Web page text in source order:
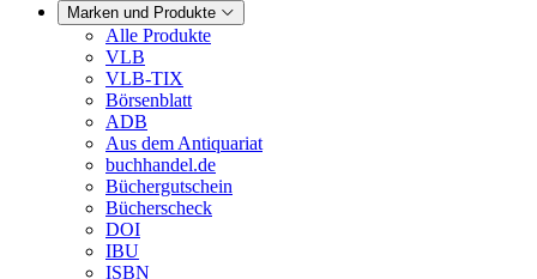
Marken und Produkte
Alle Produkte
VLB
VLB-TIX
Börsenblatt
ADB
Aus dem Antiquariat
buchhandel.de
Büchergutschein
Bücherscheck
DOI
IBU
ISBN